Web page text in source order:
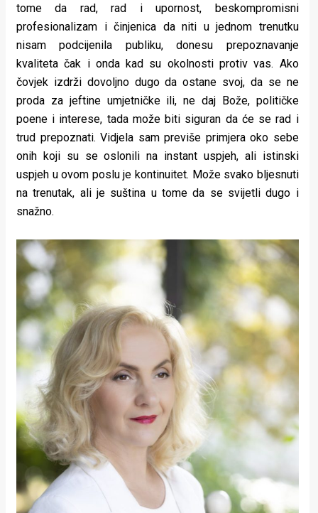
tome da rad, rad i upornost, beskompromisni
profesionalizam i činjenica da niti u jednom trenutku
nisam podcijenila publiku, donesu prepoznavanje
kvaliteta čak i onda kad su okolnosti protiv vas. Ako
čovjek izdrži dovoljno dugo da ostane svoj, da se ne
proda za jeftine umjetničke ili, ne daj Bože, političke
poene i interese, tada može biti siguran da će se rad i
trud prepoznati. Vidjela sam previše primjera oko sebe
onih koji su se oslonili na instant uspjeh, ali istinski
uspjeh u ovom poslu je kontinuitet. Može svako bljesnuti
na trenutak, ali je suština u tome da se svijetli dugo i
snažno.